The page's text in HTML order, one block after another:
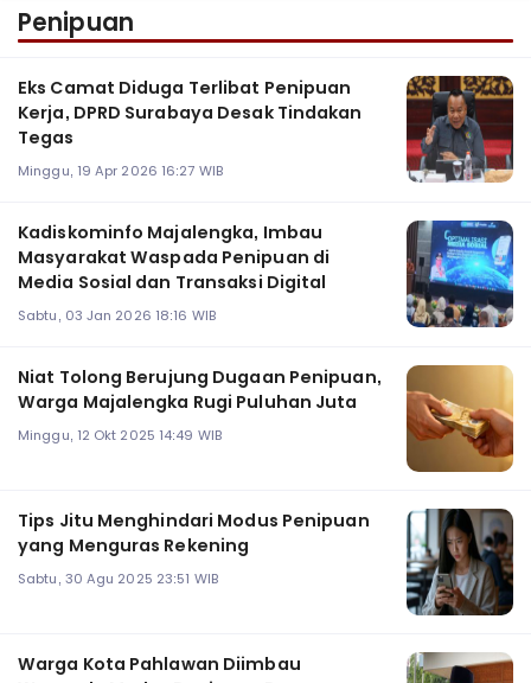
Penipuan
Eks Camat Diduga Terlibat Penipuan
Kerja, DPRD Surabaya Desak Tindakan
Tegas ‎
Minggu, 19 Apr 2026 16:27 WIB
Kadiskominfo Majalengka, Imbau
Masyarakat Waspada Penipuan di
Media Sosial dan Transaksi Digital
Sabtu, 03 Jan 2026 18:16 WIB
Niat Tolong Berujung Dugaan Penipuan,
Warga Majalengka Rugi Puluhan Juta
Minggu, 12 Okt 2025 14:49 WIB
Tips Jitu Menghindari Modus Penipuan
yang Menguras Rekening
Sabtu, 30 Agu 2025 23:51 WIB
Warga Kota Pahlawan Diimbau